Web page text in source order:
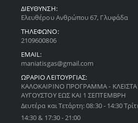
ΔΙΕΥΘΥΝΣΗ:
Ελευθέρου Ανθρώπου 67, Γλυφάδα
ΤΗΛΕΦΩΝΟ:
2109600806
EMAIL:
maniatisgas@gmail.com
ΩΡΑΡΙΟ ΛΕΙΤΟΥΡΓΙΑΣ:
ΚΑΛΟΚΑΙΡΙΝΟ ΠΡΟΓΡΑΜΜΑ -
ΑΥΓΟΥΣΤΟΥ ΕΩΣ ΚΑΙ 1 ΣΕΠΤΕΜΒΡΗ
Δευτέρα και Τετάρτη: 08:30 - 14:30
14:30 & 17:30 - 21:00